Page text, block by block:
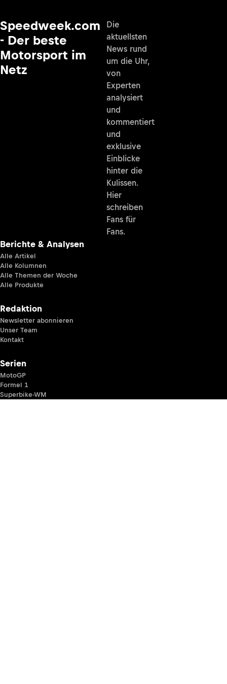
Speedweek.com
- Der beste
Motorsport im
Netz
Die
aktuellsten
News rund
um die Uhr,
von
Experten
analysiert
und
kommentiert
und
exklusive
Einblicke
hinter die
Kulissen.
Hier
schreiben
Fans für
Fans.
Berichte & Analysen
Alle Artikel
Alle Kolumnen
Alle Themen der Woche
Alle Produkte
Redaktion
Newsletter abonnieren
Unser Team
Kontakt
Serien
MotoGP
Formel 1
Superbike-WM